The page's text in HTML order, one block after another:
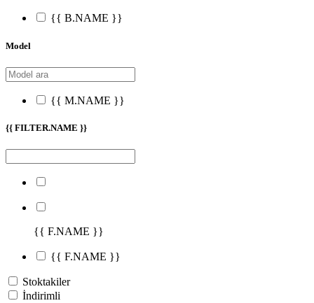
{{ B.NAME }}
Model
{{ M.NAME }}
{{ FILTER.NAME }}
{{ F.NAME }}
{{ F.NAME }}
Stoktakiler
İndirimli